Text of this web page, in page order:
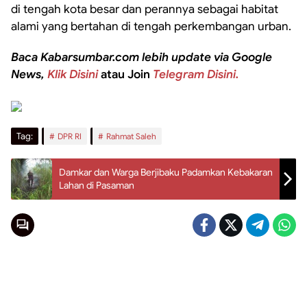
di tengah kota besar dan perannya sebagai habitat
alami yang bertahan di tengah perkembangan urban.
Baca Kabarsumbar.com lebih update via Google
News, Klik Disiniatau Join Telegram Disini.
Tag: DPR RI Rahmat Saleh
Damkar dan Warga Berjibaku Padamkan Kebakaran
Lahan di Pasaman